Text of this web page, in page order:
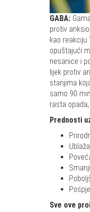
GABA:
protiv
kao reakciju
opuštajući
nesanice i
lijek protiv
stanjima
samo 90
rasta
Prednosti
Sve ove